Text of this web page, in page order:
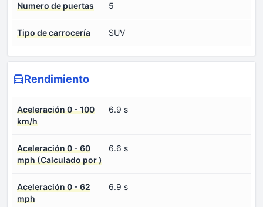
Numero de puertas 5
Tipo de carrocería SUV
Rendimiento
Aceleración 0 - 100
km/h
6.9 s
Aceleración 0 - 60
mph (Calculado por )
6.6 s
Aceleración 0 - 62
mph
6.9 s